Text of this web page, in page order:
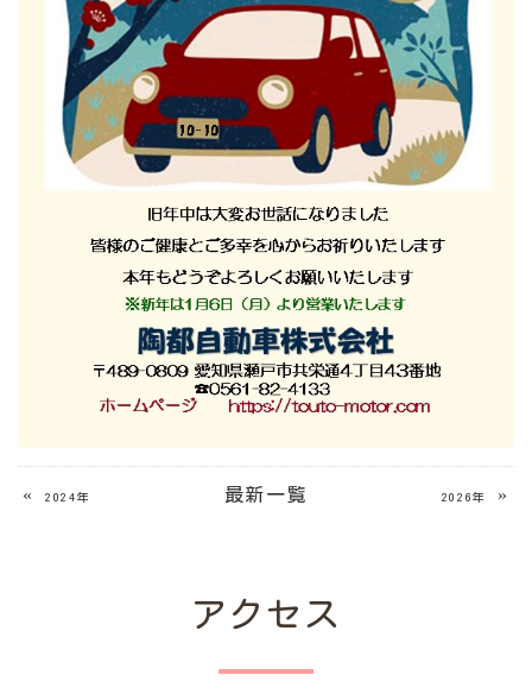
«2024年 最新一覧 2026年 »
アクセス